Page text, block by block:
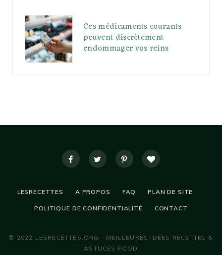
Ces médicaments courants
peuvent discrètement
endommager vos reins
LESRECETTES A PROPOS FAQ PLAN DE SITE
POLITIQUE DE CONFIDENTIALITÉ CONTACT
© 2022 LESRECETTES.ORG - MEILLEURES IDÉES RECETTES &
ASTUCES FOOD